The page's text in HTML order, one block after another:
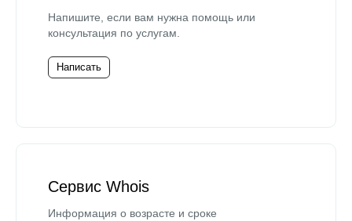
Напишите, если вам нужна помощь или
консультация по услугам.
Написать
Сервис Whois
Информация о возрасте и сроке